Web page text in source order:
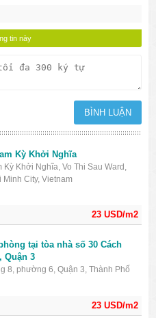
23 USD/m2
Kỳ Khởi Nghĩa
Khởi Nghĩa, Vo Thi Sau Ward,
Minh City, Vietnam
23 USD/m2
tại tòa nhà số 30 Cách
Quận 3
8, phường 6, Quận 3, Thành Phố